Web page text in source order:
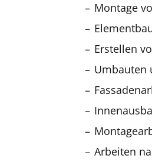
Montage
Erstellen
Umbauten
Arbeiten